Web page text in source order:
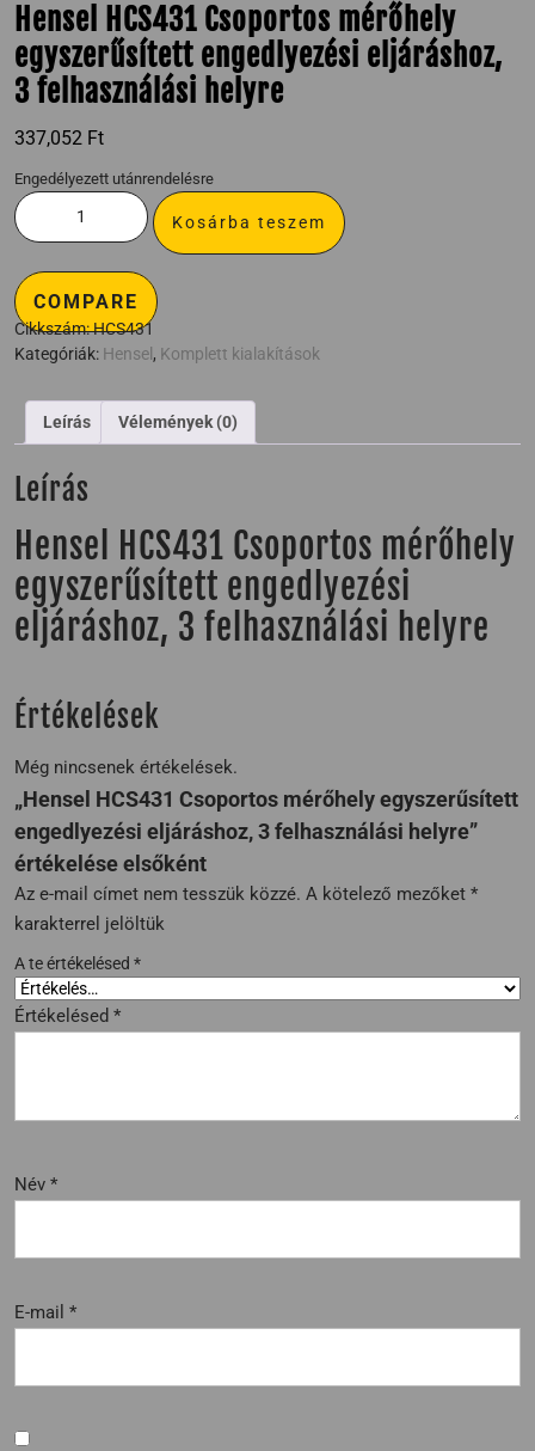
Hensel HCS431 Csoportos mérőhely
egyszerűsített engedlyezési eljáráshoz,
3 felhasználási helyre
337,052 Ft
Engedélyezett utánrendelésre
Kosárba teszem
COMPARE
Cikkszám:HCS431
Kategóriák: Hensel , Komplett kialakítások
Leírás Vélemények (0)
Leírás
Hensel HCS431 Csoportos mérőhely
egyszerűsített engedlyezési
eljáráshoz, 3 felhasználási helyre
Értékelések
Még nincsenek értékelések.
„Hensel HCS431 Csoportos mérőhely egyszerűsített
engedlyezési eljáráshoz, 3 felhasználási helyre”
értékelése elsőként
Az e-mail címet nem tesszük közzé. A kötelező mezőket *
karakterrel jelöltük
A te értékelésed *
Értékelésed *
Név *
E-mail *